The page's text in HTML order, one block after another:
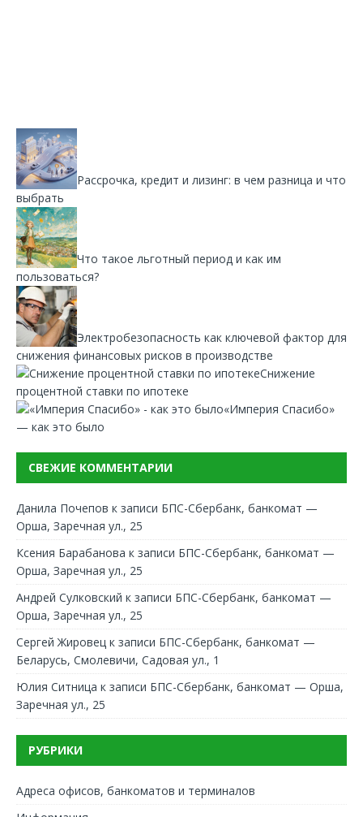
Рассрочка, кредит и лизинг: в чем разница и что
выбрать
Что такое льготный период и как им
пользоваться?
Электробезопасность как ключевой фактор для
снижения финансовых рисков в производстве
Снижение
процентной ставки по ипотеке
«Империя Спасибо»
— как это было
СВЕЖИЕ КОММЕНТАРИИ
Данила Почепов к записи БПС-Сбербанк, банкомат —
Орша, Заречная ул., 25
Ксения Барабанова к записи БПС-Сбербанк, банкомат —
Орша, Заречная ул., 25
Андрей Сулковский к записи БПС-Сбербанк, банкомат —
Орша, Заречная ул., 25
Сергей Жировец к записи БПС-Сбербанк, банкомат —
Беларусь, Смолевичи, Садовая ул., 1
Юлия Ситница к записи БПС-Сбербанк, банкомат — Орша,
Заречная ул., 25
РУБРИКИ
Адреса офисов, банкоматов и терминалов